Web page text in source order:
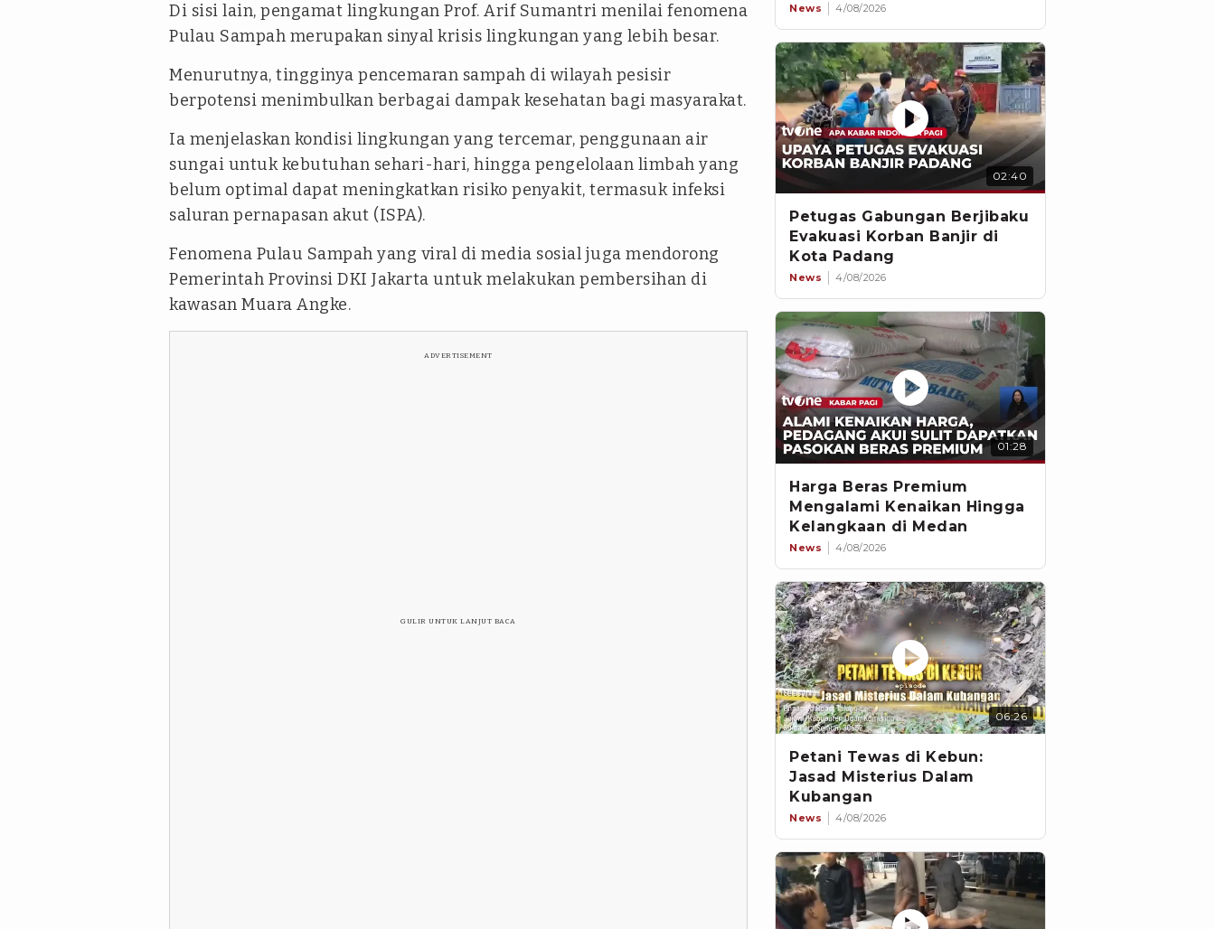
Di sisi lain, pengamat lingkungan Prof. Arif Sumantri menilai fenomena
Pulau Sampah merupakan sinyal krisis lingkungan yang lebih besar.
Menurutnya, tingginya pencemaran sampah di wilayah pesisir
berpotensi menimbulkan berbagai dampak kesehatan bagi masyarakat.
Ia menjelaskan kondisi lingkungan yang tercemar, penggunaan air
sungai untuk kebutuhan sehari-hari, hingga pengelolaan limbah yang
belum optimal dapat meningkatkan risiko penyakit, termasuk infeksi
saluran pernapasan akut (ISPA).
Fenomena Pulau Sampah yang viral di media sosial juga mendorong
Pemerintah Provinsi DKI Jakarta untuk melakukan pembersihan di
kawasan Muara Angke.
ADVERTISEMENT
GULIR UNTUK LANJUT BACA
News 4/08/2026
02:40
Petugas Gabungan Berjibaku
Evakuasi Korban Banjir di
Kota Padang
News 4/08/2026
01:28
Harga Beras Premium
Mengalami Kenaikan Hingga
Kelangkaan di Medan
News 4/08/2026
06:26
Petani Tewas di Kebun:
Jasad Misterius Dalam
Kubangan
News 4/08/2026